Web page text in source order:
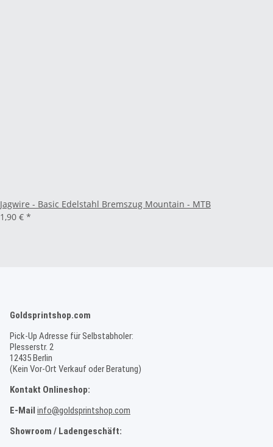
Jagwire - Basic Edelstahl Bremszug Mountain - MTB
1,90 € *
Goldsprintshop.com
Pick-Up Adresse für Selbstabholer:
Plesserstr. 2
12435 Berlin
(Kein Vor-Ort Verkauf oder Beratung)
Kontakt Onlineshop:
E-Mail info@goldsprintshop.com
Showroom / Ladengeschäft: